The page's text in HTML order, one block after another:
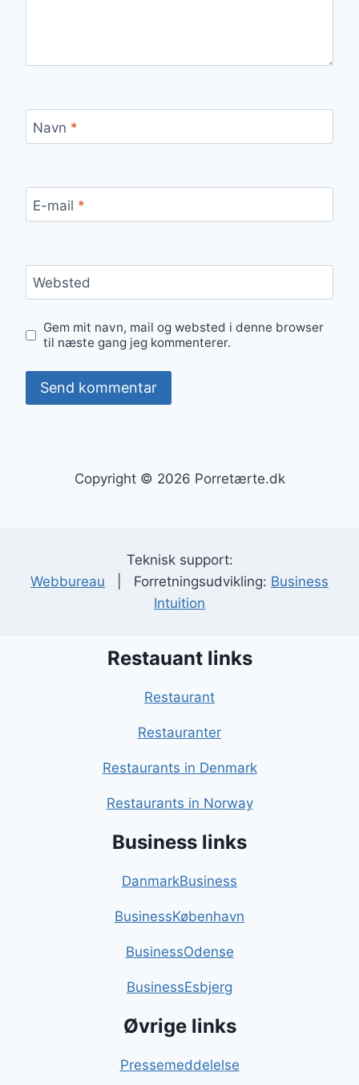
Navn *
E-mail *
Websted
Gem mit navn, mail og websted i denne browser
til næste gang jeg kommenterer.
Copyright © 2026 Porretærte.dk
Teknisk support:
Webbureau | Forretningsudvikling: Business
Intuition
Restauant links
Restaurant
Restauranter
Restaurants in Denmark
Restaurants in Norway
Business links
DanmarkBusiness
BusinessKøbenhavn
BusinessOdense
BusinessEsbjerg
Øvrige links
Pressemeddelelse